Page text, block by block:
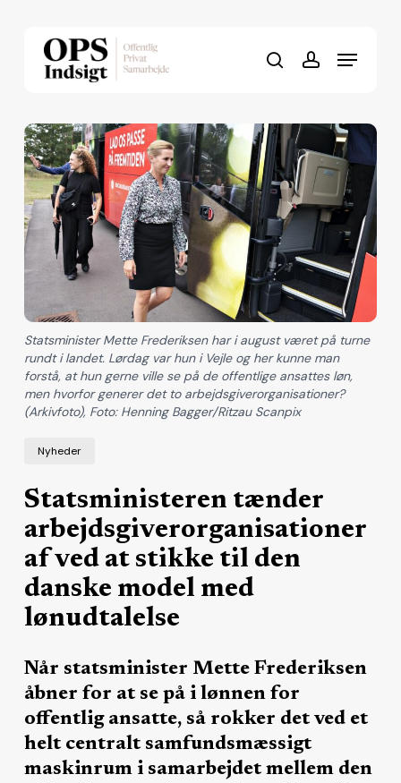
searchaccount
Menu
Nyheder
Statsministeren tænder
arbejdsgiverorganisationer
af ved at stikke til den
danske model med
lønudtalelse
Når statsminister Mette Frederiksen
åbner for at se på i lønnen for
offentlig ansatte, så rokker det ved et
helt centralt samfundsmæssigt
maskinrum i samarbejdet mellem den
Statsminister Mette Frederiksen har i august været på turne
rundt i landet. Lørdag var hun i Vejle og her kunne man
forstå, at hun gerne ville se på de offentlige ansattes løn,
men hvorfor generer det to arbejdsgiverorganisationer?
(Arkivfoto), Foto: Henning Bagger/Ritzau Scanpix
Close